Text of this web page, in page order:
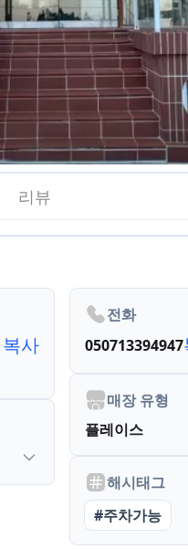
리뷰
복사
전화
050713394947
매장 유형
플레이스
해시태그
#주차가능